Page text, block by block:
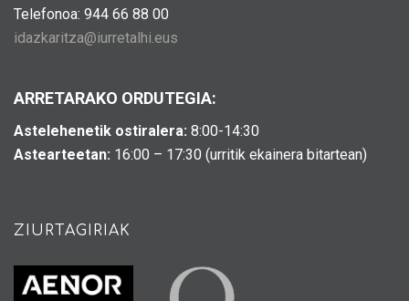
Telefonoa: 944 66 88 00
idazkaritza@iurretalhi.eus
ARRETARAKO ORDUTEGIA:
Astelehenetik ostiralera: 8:00-14:30
Astearteetan: 16:00 – 17:30 (urritik ekainera bitartean)
ZIURTAGIRIAK